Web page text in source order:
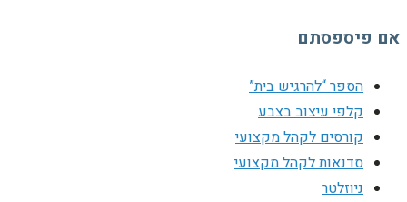
אם פיספסתם
הספר “להרגיש בית”
קלפי עיצוב בצבע
קורסים לקהל מקצועי
סדנאות לקהל מקצועי
ניוזלטר